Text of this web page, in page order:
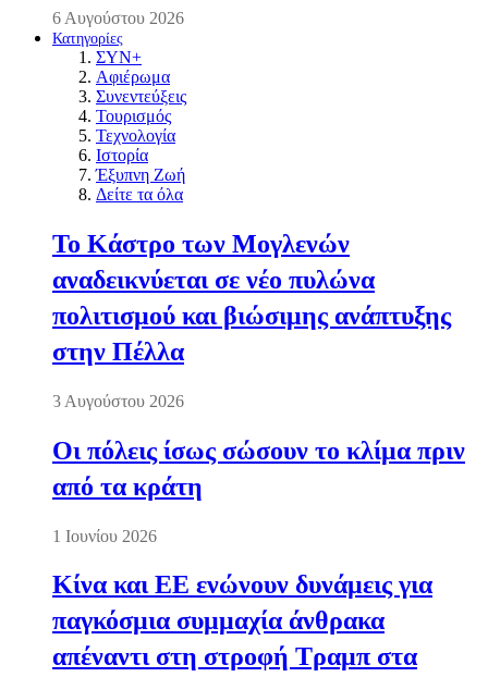
6 Αυγούστου 2026
Κατηγορίες
ΣΥΝ+
Αφιέρωμα
Συνεντεύξεις
Τουρισμός
Τεχνολογία
Ιστορία
Έξυπνη Ζωή
Δείτε τα όλα
Το Κάστρο των Μογλενών
αναδεικνύεται σε νέο πυλώνα
πολιτισμού και βιώσιμης ανάπτυξης
στην Πέλλα
3 Αυγούστου 2026
Οι πόλεις ίσως σώσουν το κλίμα πριν
από τα κράτη
1 Ιουνίου 2026
Κίνα και ΕΕ ενώνουν δυνάμεις για
παγκόσμια συμμαχία άνθρακα
απέναντι στη στροφή Τραμπ στα